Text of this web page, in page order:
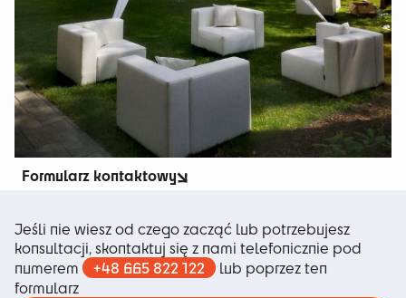
Formularz kontaktowy
Jeśli nie wiesz od czego zacząć lub potrzebujesz
konsultacji, skontaktuj się z nami telefonicznie pod
numerem
+48 665 822 122
lub poprzez ten
formularz